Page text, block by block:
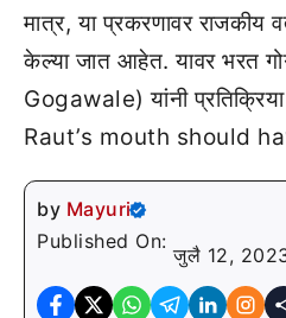
मात्र, या प्रकरणावर राजकीय
केल्या जात आहेत. यावर भरत
Gogawale) यांनी
Raut’s mouth should
by Mayuri
Published On:
जुलै 12,